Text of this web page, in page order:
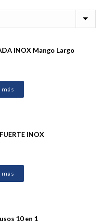
INOX Mango Largo
INOX
10 en 1